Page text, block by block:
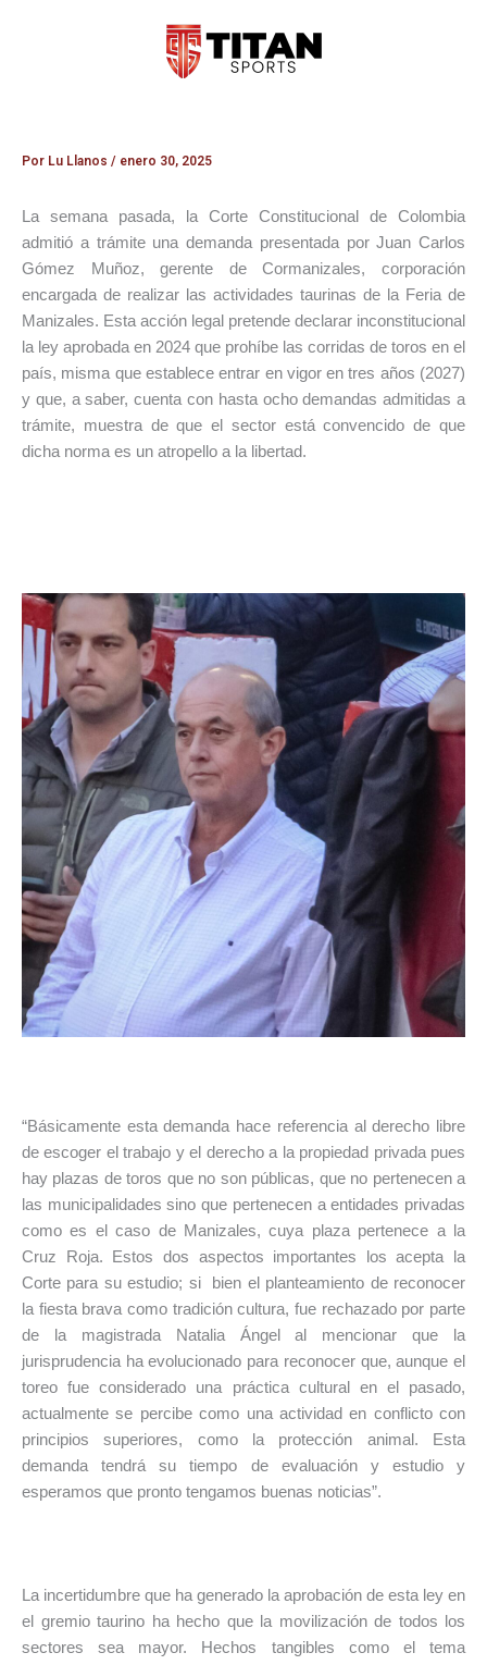
Por Lu Llanos / enero 30, 2025
La semana pasada, la Corte Constitucional de Colombia
admitió a trámite una demanda presentada por Juan Carlos
Gómez Muñoz, gerente de Cormanizales, corporación
encargada de realizar las actividades taurinas de la Feria de
Manizales. Esta acción legal pretende declarar inconstitucional
la ley aprobada en 2024 que prohíbe las corridas de toros en el
país, misma que establece entrar en vigor en tres años (2027)
y que, a saber, cuenta con hasta ocho demandas admitidas a
trámite, muestra de que el sector está convencido de que
dicha norma es un atropello a la libertad.
“Básicamente esta demanda hace referencia al derecho libre
de escoger el trabajo y el derecho a la propiedad privada pues
hay plazas de toros que no son públicas, que no pertenecen a
las municipalidades sino que pertenecen a entidades privadas
como es el caso de Manizales, cuya plaza pertenece a la
Cruz Roja. Estos dos aspectos importantes los acepta la
Corte para su estudio; si bien el planteamiento de reconocer
la fiesta brava como tradición cultura, fue rechazado por parte
de la magistrada Natalia Ángel al mencionar que la
jurisprudencia ha evolucionado para reconocer que, aunque el
toreo fue considerado una práctica cultural en el pasado,
actualmente se percibe como una actividad en conflicto con
principios superiores, como la protección animal. Esta
demanda tendrá su tiempo de evaluación y estudio y
esperamos que pronto tengamos buenas noticias”.
La incertidumbre que ha generado la aprobación de esta ley en
el gremio taurino ha hecho que la movilización de todos los
sectores sea mayor. Hechos tangibles como el tema